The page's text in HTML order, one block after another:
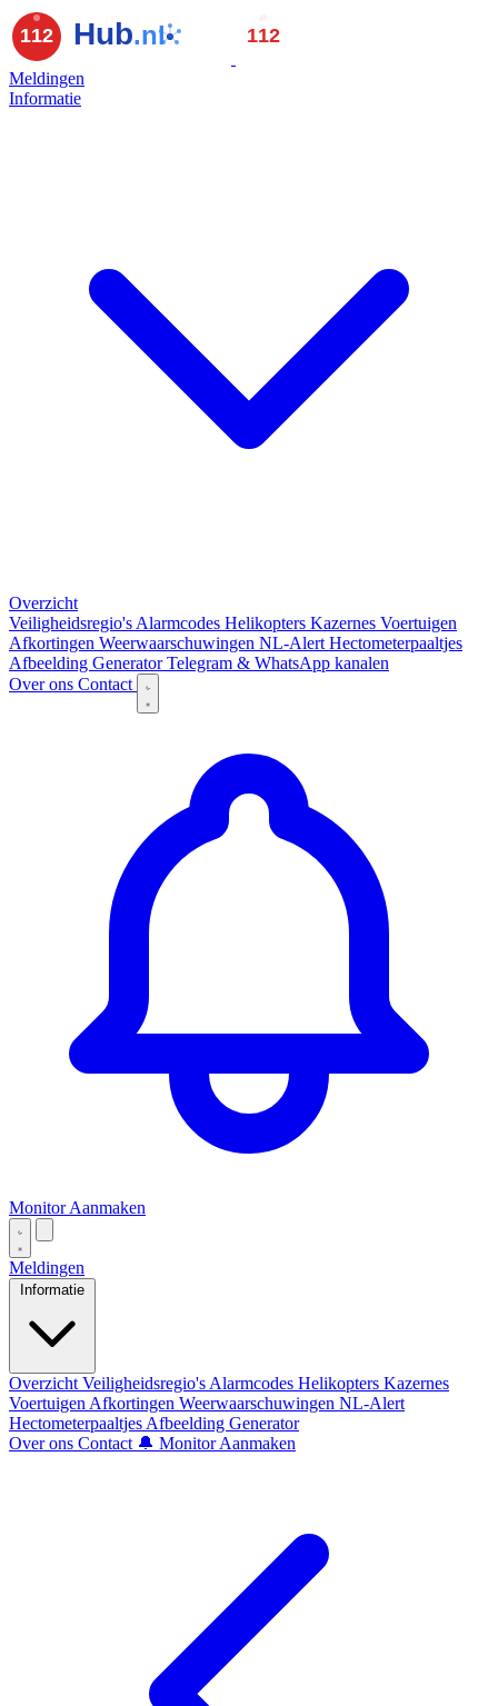
Meldingen
Informatie
Overzicht
Veiligheidsregio's Alarmcodes Helikopters Kazernes Voertuigen
Afkortingen Weerwaarschuwingen NL-Alert Hectometerpaaltjes
Afbeelding GeneratorTelegram & WhatsApp kanalen
Over ons Contact
Monitor Aanmaken
Meldingen
Informatie
Overzicht Veiligheidsregio's Alarmcodes Helikopters Kazernes
Voertuigen Afkortingen Weerwaarschuwingen NL-Alert
Hectometerpaaltjes Afbeelding Generator
Over ons Contact 🔔 Monitor Aanmaken